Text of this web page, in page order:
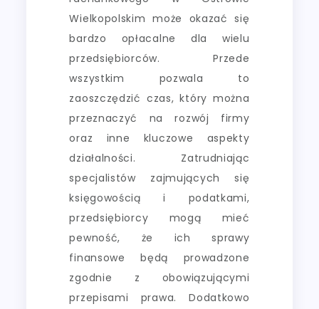
Wielkopolskim może okazać się
bardzo opłacalne dla wielu
przedsiębiorców. Przede
wszystkim pozwala to
zaoszczędzić czas, który można
przeznaczyć na rozwój firmy
oraz inne kluczowe aspekty
działalności. Zatrudniając
specjalistów zajmujących się
księgowością i podatkami,
przedsiębiorcy mogą mieć
pewność, że ich sprawy
finansowe będą prowadzone
zgodnie z obowiązującymi
przepisami prawa. Dodatkowo